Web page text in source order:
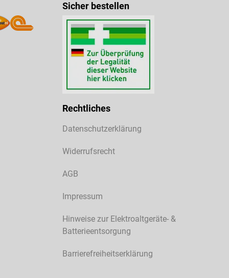
Sicher bestellen
Rechtliches
Datenschutzerklärung
Widerrufsrecht
AGB
Impressum
Hinweise zur Elektroaltgeräte- &
Batterieentsorgung
Barrierefreiheitserklärung